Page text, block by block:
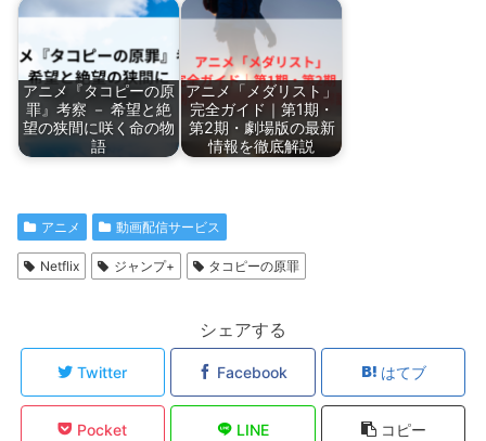
アニメ『タコピーの原
罪』考察 － 希望と絶
望の狭間に咲く命の物
語
アニメ「メダリスト」
完全ガイド｜第1期・
第2期・劇場版の最新
情報を徹底解説
アニメ 動画配信サービス
Netflix ジャンプ+ タコピーの原罪
シェアする
Twitter Facebook はてブ
Pocket LINE コピー